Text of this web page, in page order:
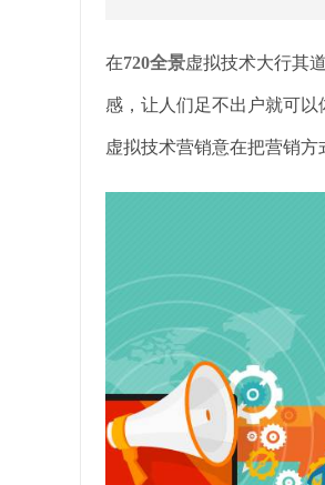
在720全景虚拟技术大行其
感，让人们足不出户就可以
虚拟技术营销意在把营销方